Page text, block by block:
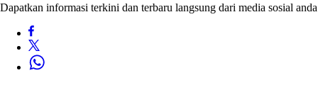
Dapatkan informasi terkini dan terbaru langsung dari media sosial anda